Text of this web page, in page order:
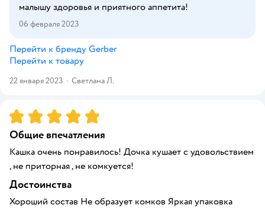
малышу здоровья и приятного аппетита!
06 февраля 2023
Перейти к бренду Gerber
Перейти к товару
22 января 2023 · Светлана Л.
Рейтинг:5
Общие впечатления
Кашка очень понравилось! Дочка кушает с удовольствием
, не приторная , не комкуется!
Достоинства
Хороший состав Не образует комков Яркая упаковка